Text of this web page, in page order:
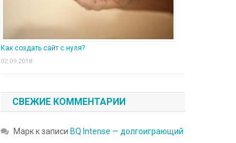
Как создать сайт с нуля?
02.09.2018
СВЕЖИЕ КОММЕНТАРИИ
Маркк записи BQ Intense — долгоиграющий